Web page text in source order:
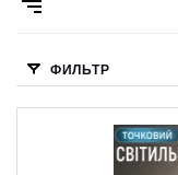
ФИЛЬТР